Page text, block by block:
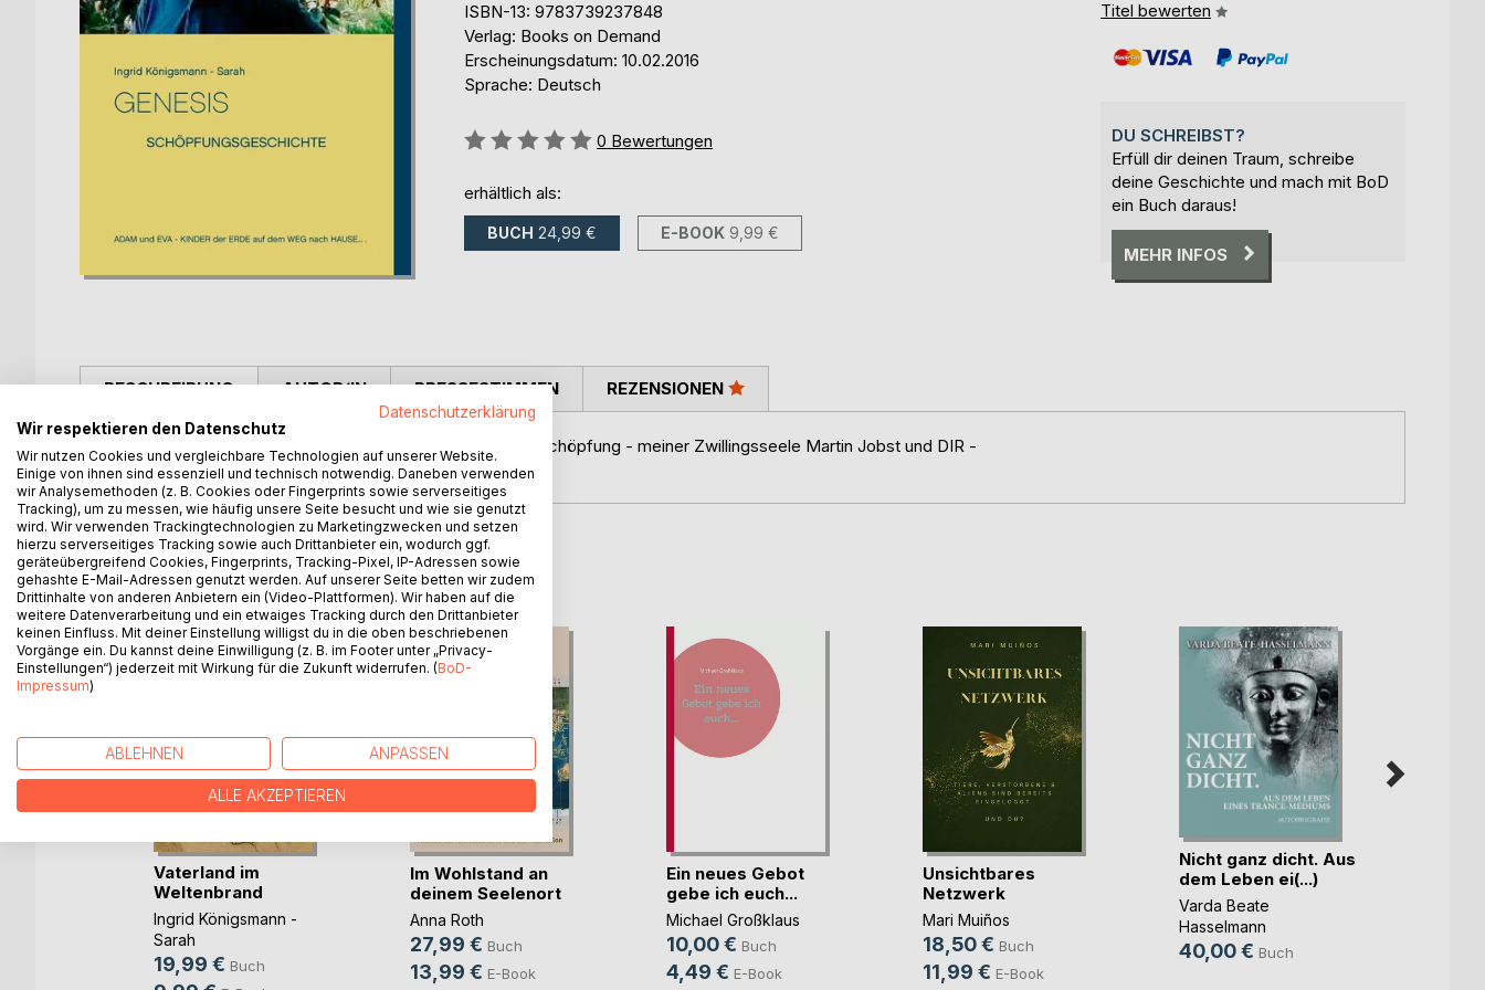
ISBN-13: 9783739237848
Verlag: Books on Demand
Erscheinungsdatum: 10.02.2016
Sprache: Deutsch
Bewertung::
0 Bewertungen
erhältlich als:
BUCH 24,99 € E-BOOK 9,99 €
Titel bewerten
DU SCHREIBST?
Erfüll dir deinen Traum, schreibe
deine Geschichte und mach mit BoD
ein Buch daraus!
MEHR INFOS
BESCHREIBUNG
Dieses Buch - Werk - widme ich GOTT VATER - Seiner Schöpfung - meiner Zwillingsseele Martin Jobst und DIR -
liebe Seele - Kind der Erde...
AUTOR/IN PRESSESTIMMEN REZENSIONEN
WEITERE TITEL BEIBoD
Vaterland im
Weltenbrand
Ingrid Königsmann -
Sarah
19,99 € Buch
Im Wohlstand an
deinem Seelenort
Anna Roth
27,99 € Buch
13,99 € E-Book
Ein neues Gebot
gebe ich euch...
Michael Großklaus
10,00 € Buch
4,49 € E-Book
Unsichtbares
Netzwerk
Mari Muiños
18,50 € Buch
11,99 € E-Book
Nicht ganz dicht. Aus
dem Leben ei(...)
Varda Beate
Hasselmann
40,00 € Buch
Datenschutzerklärung
Wir respektieren den Datenschutz
Wir nutzen Cookies und vergleichbare Technologien auf unserer Website.
Einige von ihnen sind essenziell und technisch notwendig. Daneben verwenden
wir Analysemethoden (z. B. Cookies oder Fingerprints sowie serverseitiges
Tracking), um zu messen, wie häufig unsere Seite besucht und wie sie genutzt
wird. Wir verwenden Trackingtechnologien zu Marketingzwecken und setzen
hierzu serverseitiges Tracking sowie auch Drittanbieter ein, wodurch ggf.
geräteübergreifend Cookies, Fingerprints, Tracking-Pixel, IP-Adressen sowie
gehashte E-Mail-Adressen genutzt werden. Auf unserer Seite betten wir zudem
Drittinhalte von anderen Anbietern ein (Video-Plattformen). Wir haben auf die
weitere Datenverarbeitung und ein etwaiges Tracking durch den Drittanbieter
keinen Einfluss. Mit deiner Einstellung willigst du in die oben beschriebenen
Vorgänge ein. Du kannst deine Einwilligung (z. B. im Footer unter „Privacy-
Einstellungen“) jederzeit mit Wirkung für die Zukunft widerrufen. (BoD-
Impressum)
ABLEHNEN ANPASSEN
ALLE AKZEPTIEREN